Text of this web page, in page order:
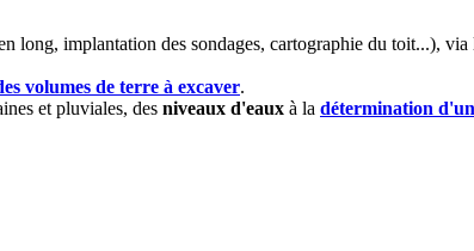
long, implantation des sondages, cartographie du toit...),
volumes de terre à excaver.
et pluviales, des niveaux d'eaux à la détermination